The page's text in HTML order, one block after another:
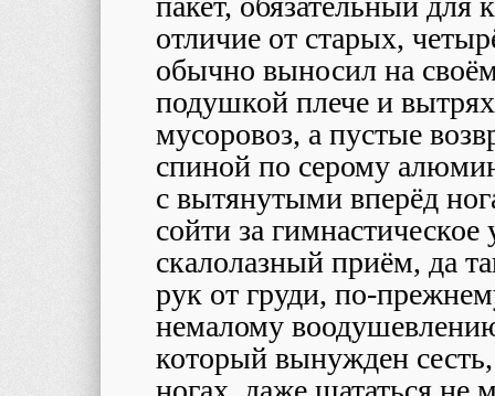
отличие от старых,
обычно выносил на
подушкой плече и
мусоровоз, а пустые
спиной по серому
с вытянутыми вперёд
сойти за
скалолазный приём, да
рук от груди, по-
немалому
который вынужден